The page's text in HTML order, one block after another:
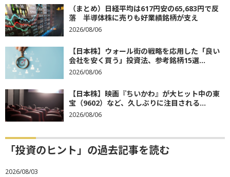
（まとめ）日経平均は617円安の65,683円で反
落 半導体株に売りも好業績銘柄が支え
2026/08/06
【日本株】ウォール街の戦略を応用した「良い
会社を安く買う」投資法、参考銘柄15選...
2026/08/06
【日本株】映画『ちいかわ』が大ヒット中の東
宝（9602）など、久しぶりに注目される...
2026/08/06
「投資のヒント」の過去記事を読む
2026/08/03